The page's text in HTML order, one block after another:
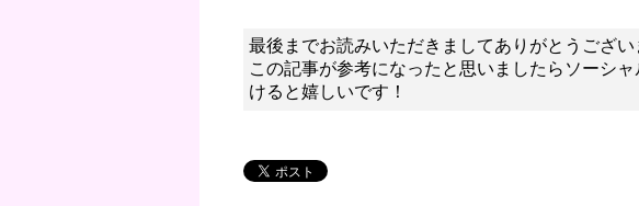
最後までお読みいただきましてありがとうござい
この記事が参考になったと思いましたらソーシ
けると嬉しいです！